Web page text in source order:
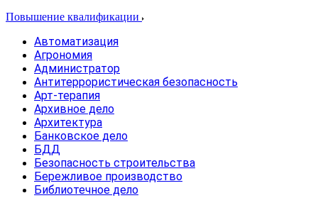
Повышение квалификации
Автоматизация
Агрономия
Администратор
Антитеррористическая безопасность
Арт-терапия
Архивное дело
Архитектура
Банковское дело
БДД
Безопасность строительства
Бережливое производство
Библиотечное дело